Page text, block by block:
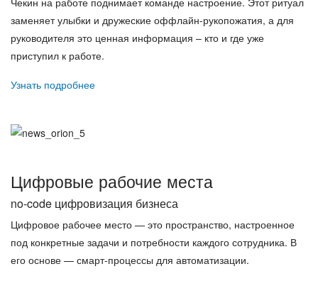
заменяет улыбки и дружеские оффлайн-рукопожатия, а для
руководителя это ценная информация – кто и где уже
приступил к работе.
Узнать подробнее
Цифровые рабочие места
no-code цифровизация бизнеса
Цифровое рабочее место — это пространство, настроенное
под конкретные задачи и потребности каждого сотрудника. В
его основе — смарт-процессы для автоматизации.